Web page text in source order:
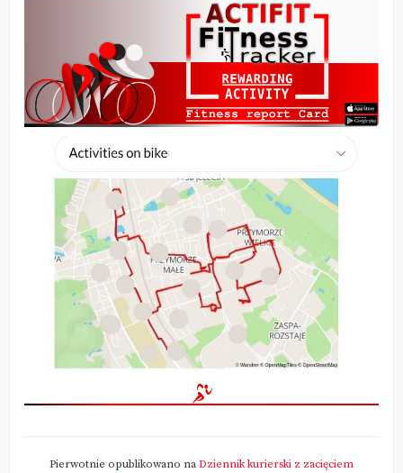
Pierwotnie opublikowano na Dziennik kurierski z zacięciem